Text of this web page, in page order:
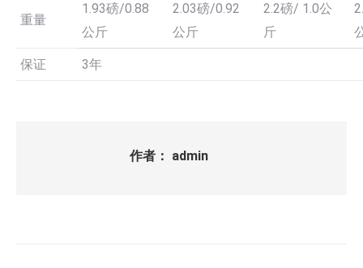
重量
1.93磅/0.88
公斤
2.03磅/0.92
公斤
2.2磅/ 1.0公
斤
保证 3年
作者： admin